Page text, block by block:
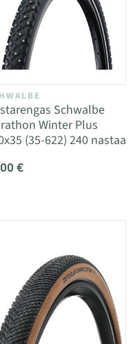
Schwalbe
Winter Plus
(35-622) 240 nastaa
€